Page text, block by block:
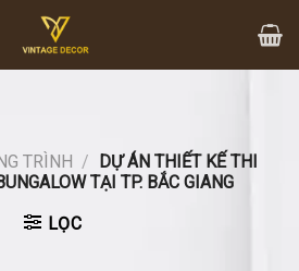
TRÌNH /
DỰ ÁN THIẾT KẾ THI
TẠI TP. BẮC GIANG
LỌC